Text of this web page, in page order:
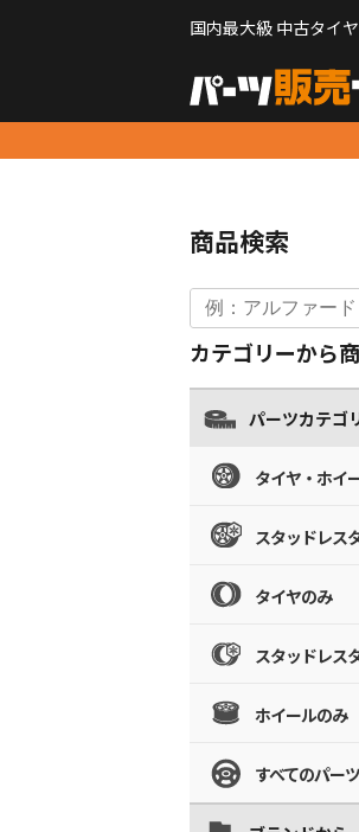
国内最大級 中古タイ
商品検索
カテゴリーから
パーツカテゴ
タイヤ・ホイ
スタッドレス
タイヤのみ
スタッドレス
ホイールのみ
すべてのパーツ